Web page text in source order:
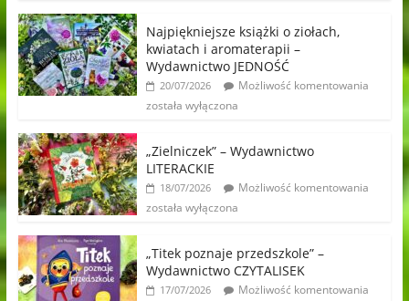
Najpiękniejsze książki o ziołach,
kwiatach i aromaterapii –
Wydawnictwo JEDNOŚĆ
20/07/2026
Możliwość komentowania
została wyłączona
„Zielniczek” – Wydawnictwo
LITERACKIE
18/07/2026
Możliwość komentowania
została wyłączona
„Titek poznaje przedszkole” –
Wydawnictwo CZYTALISEK
17/07/2026
Możliwość komentowania